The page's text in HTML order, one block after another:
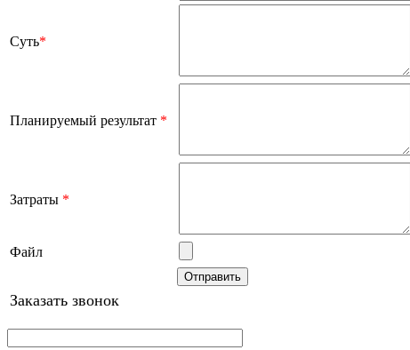
Суть*
Планируемый результат *
Затраты *
Файл
Заказать звонок